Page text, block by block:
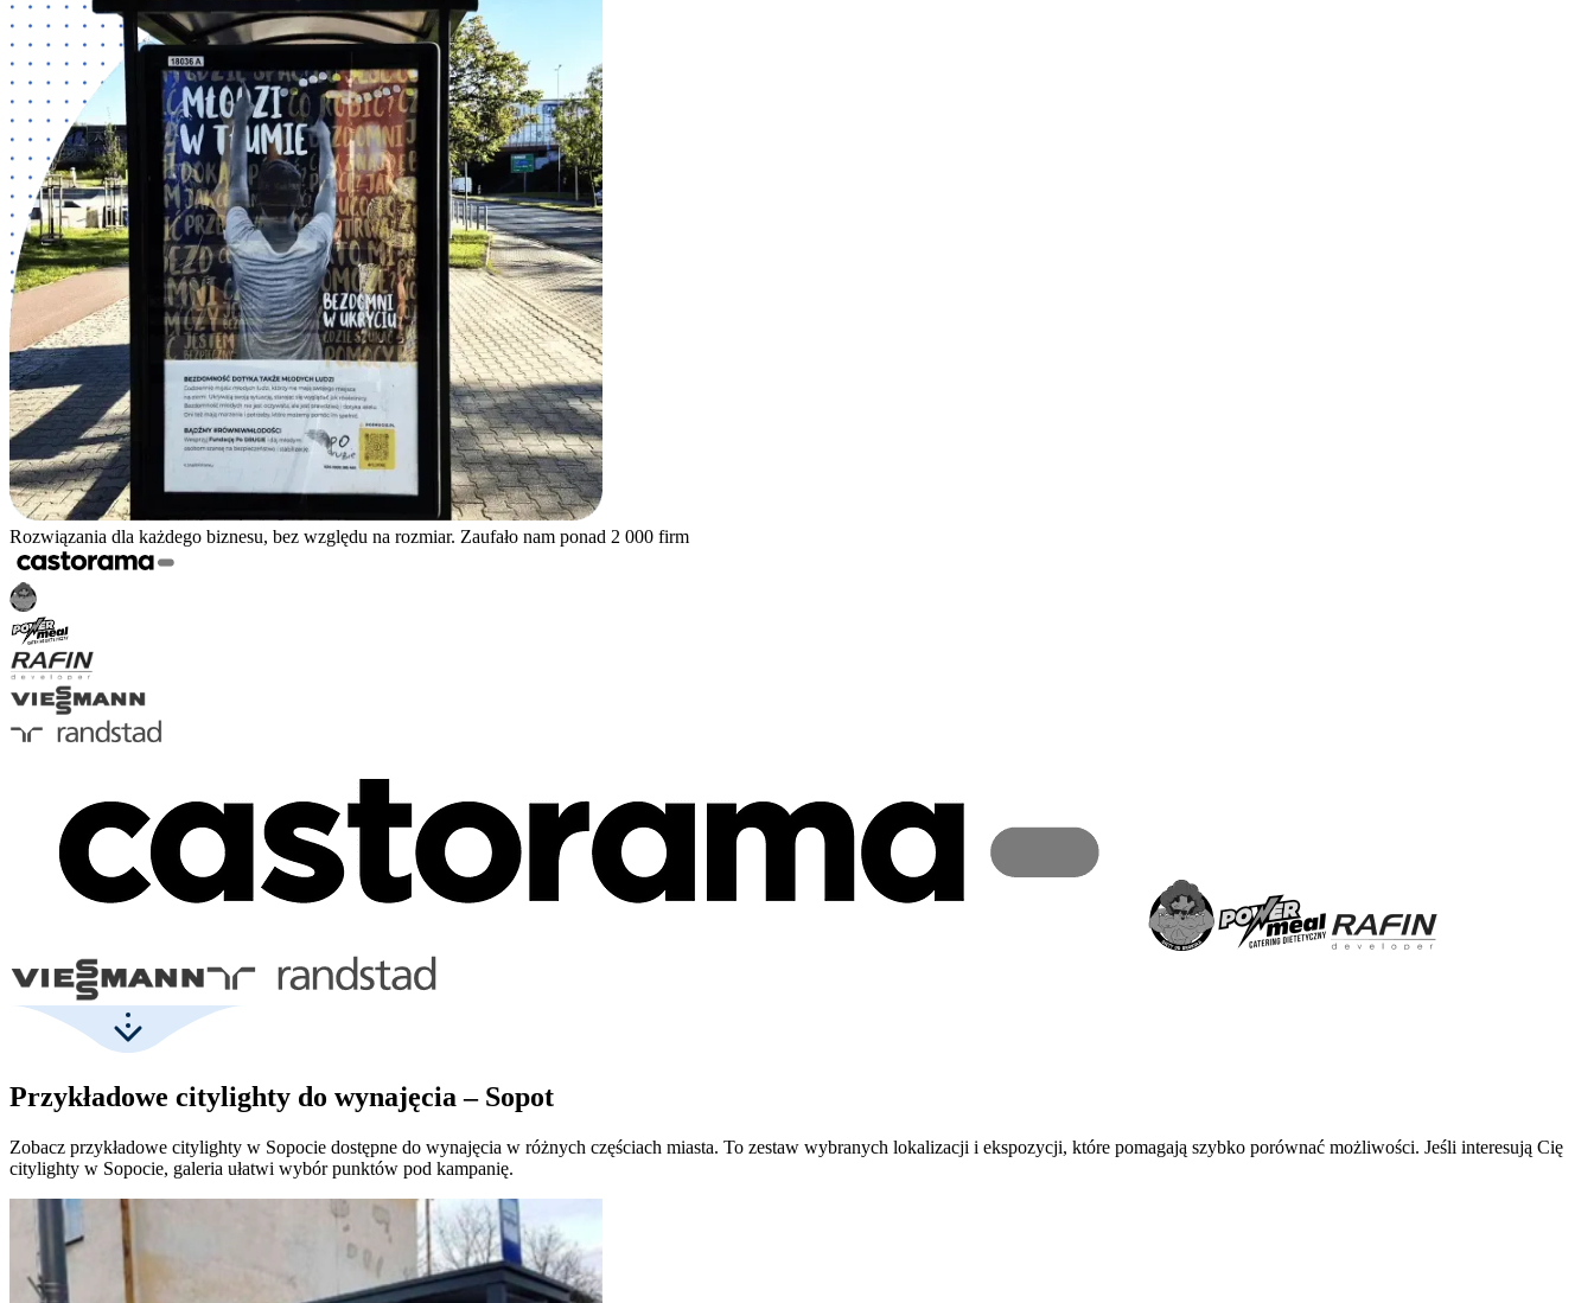
Rozwiązania dla każdego biznesu, bez względu na rozmiar. Zaufało nam ponad 2 000 firm
Przykładowe citylighty do wynajęcia – Sopot
Zobacz przykładowe citylighty w Sopocie dostępne do wynajęcia w różnych częściach miasta. To zestaw wybranych lokalizacji i ekspozycji, które pomagają szybko porównać możliwości. Jeśli interesują Cię
citylighty w Sopocie, galeria ułatwi wybór punktów pod kampanię.